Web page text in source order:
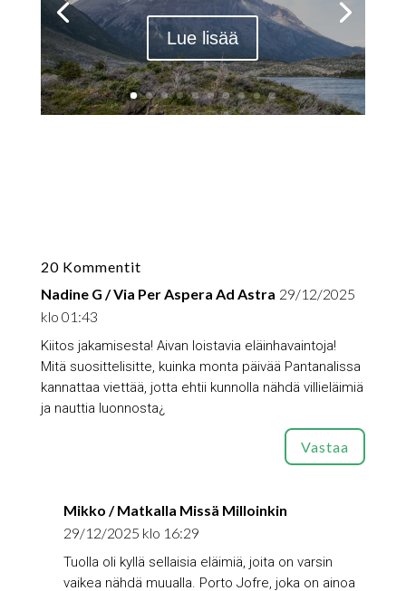
Lue lisää
20 Kommentit
Nadine G / Via Per Aspera Ad Astra 29/12/2025
klo 01:43
Kiitos jakamisesta! Aivan loistavia eläinhavaintoja!
Mitä suosittelisitte, kuinka monta päivää Pantanalissa
kannattaa viettää, jotta ehtii kunnolla nähdä villieläimiä
ja nauttia luonnosta¿
Vastaa
Mikko / Matkalla Missä Milloinkin
29/12/2025 klo 16:29
Tuolla oli kyllä sellaisia eläimiä, joita on varsin
vaikea nähdä muualla. Porto Jofre, joka on ainoa